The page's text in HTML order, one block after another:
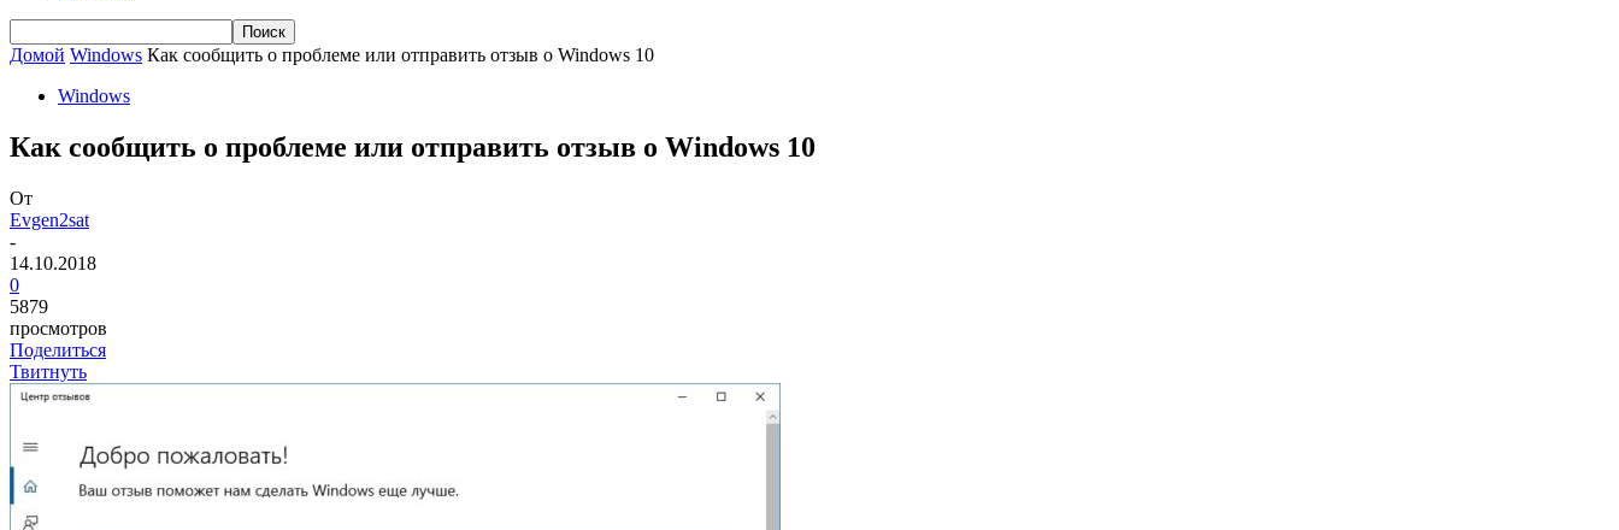
Домой Windows Как сообщить о проблеме или отправить отзыв о Windows 10
Windows
Как сообщить о проблеме или отправить отзыв о Windows 10
От
Evgen2sat
-
14.10.2018
0
5879
просмотров
Поделиться
Твитнуть